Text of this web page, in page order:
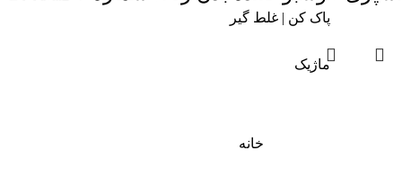
پاک کن | غلط گیر
ماژیک
خانه